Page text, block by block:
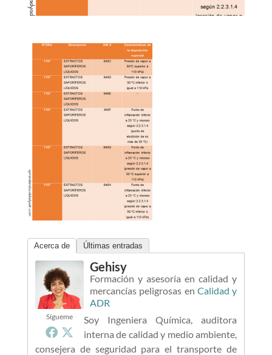
Acerca de Últimas entradas
Sígueme
Gehisy
Formación y asesoría en calidad y
mercancías peligrosas en Calidad y
ADR
Soy Ingeniera Química, auditora
interna de calidad y medio ambiente,
consejera de seguridad para el transporte de